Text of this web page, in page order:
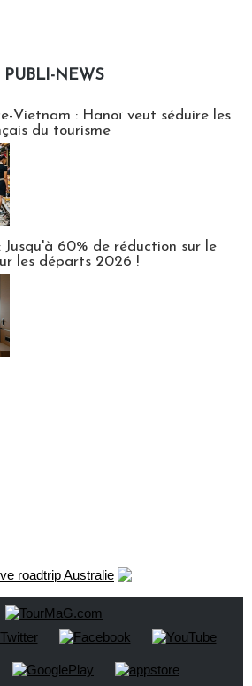
PUBLI-NEWS
Vietnam : Hanoï veut séduire les
du tourisme
Jusqu'à 60% de réduction sur le
les départs 2026 !